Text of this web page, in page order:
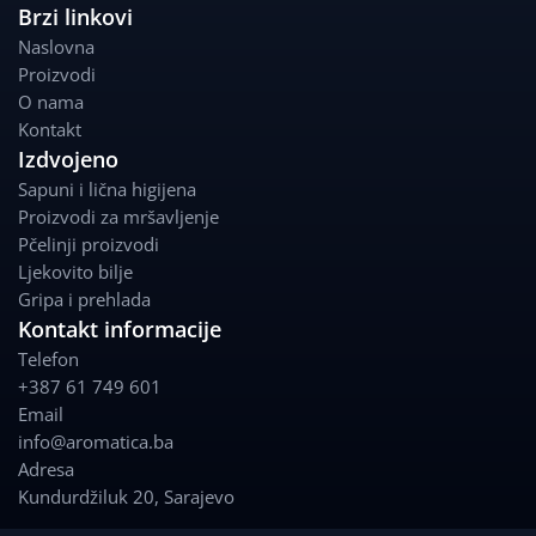
c
e
b
o
o
k
s
a
m
Brzi linkovi
Naslovna
Proizvodi
O nama
Kontakt
Izdvojeno
Sapuni i lična higijena
Proizvodi za mršavljenje
Pčelinji proizvodi
Ljekovito bilje
Gripa i prehlada
Kontakt informacije
Telefon
+387 61 749 601
Email
info@aromatica.ba
Adresa
Kundurdžiluk 20, Sarajevo